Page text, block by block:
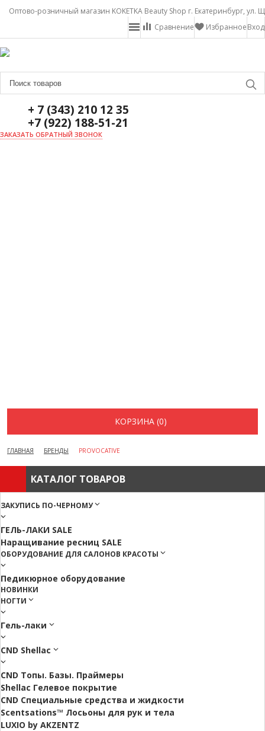
Оптово-розничный магазин KOKETKA Beauty Shop г. Екатеринбург, ул.
Вход
Избранное
Сравнение
+ 7 (343) 210 12 35
+7 (922) 188-51-21
ЗАКАЗАТЬ ОБРАТНЫЙ ЗВОНОК
КОРЗИНА (0)
ГЛАВНАЯ БРЕНДЫ PROVOCATIVE
КАТАЛОГ ТОВАРОВ
ЗАКУПИСЬ ПО-ЧЕРНОМУ
ГЕЛЬ-ЛАКИ SALE
Наращивание ресниц SALE
ОБОРУДОВАНИЕ ДЛЯ САЛОНОВ КРАСОТЫ
Педикюрное оборудование
НОВИНКИ
НОГТИ
Гель-лаки
CND Shellac
CND Топы. Базы. Праймеры
Shellac Гелевое покрытие
CND Специальные средства и жидкости
Scentsations™ Лосьоны для рук и тела
LUXIO by AKZENTZ